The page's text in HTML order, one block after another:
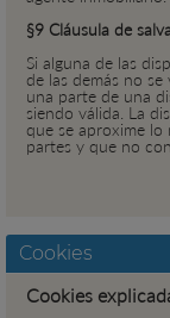
§9 Cláusula de
Si alguna de las
de las demás no
una parte de una
siendo válida. La
que se aproxime lo
partes y que no
Cookies
Cookies